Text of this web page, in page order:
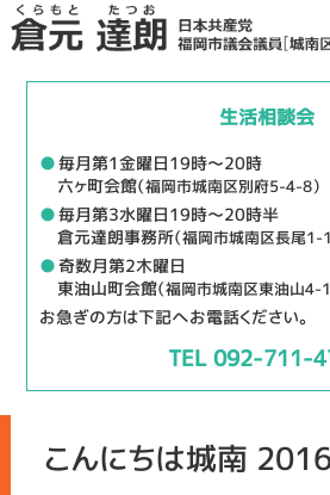
生活相談会
●毎月第1金曜日19時～20時
六ヶ町会館（福岡市城南区別府5-4-8）
●毎月第3水曜日19時～20時半
倉元達朗事務所（福岡市城南区長尾1-
●奇数月第2木曜日
東油山町会館（福岡市城南区東油山4-
お急ぎの方は下記へお電話ください。
TEL 092-711-
こんにちは城南